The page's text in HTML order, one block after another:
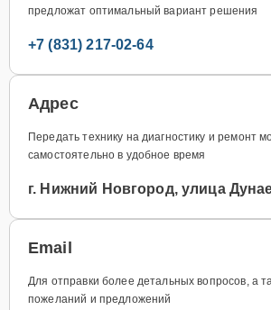
предложат оптимальный вариант решения
+7 (831) 217-02-64
Адрес
Передать технику на диагностику и ремонт
самостоятельно в удобное время
г. Нижний Новгород, улица
Email
Для отправки более детальных вопросов, а
пожеланий и предложений